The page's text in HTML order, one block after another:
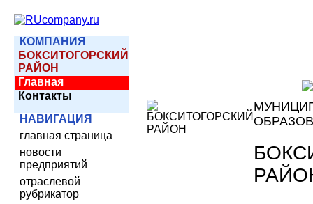
КОМПАНИЯ
БОКСИТОГОРСКИЙ
РАЙОН
Главная
Контакты
НАВИГАЦИЯ
главная страница
новости
предприятий
отраслевой
рубрикатор